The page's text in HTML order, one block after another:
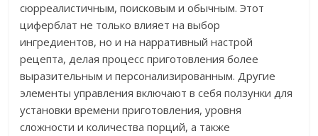
сюрреалистичным, поисковым и обычным. Этот
циферблат не только влияет на выбор
ингредиентов, но и на нарративный настрой
рецепта, делая процесс приготовления более
выразительным и персонализированным. Другие
элементы управления включают в себя ползунки для
установки времени приготовления, уровня
сложности и количества порций, а также